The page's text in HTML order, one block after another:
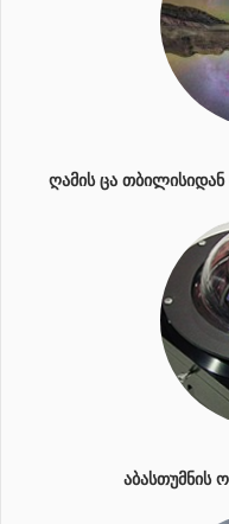
ᲦᲐᲛᲘᲡ ᲪᲐ
ᲐᲑᲐᲡᲗᲣᲛᲜᲘᲡ